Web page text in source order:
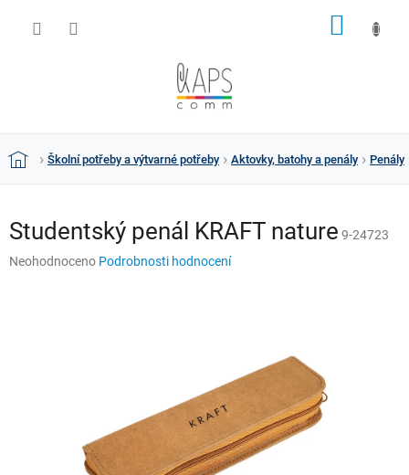
DomůŠkolní potřeby a výtvarné potřeby Aktovky, batohy a penály Penály
Studentský penál KRAFT nature 9-24723
Průměrné
Neohodnoceno Podrobnosti hodnocení